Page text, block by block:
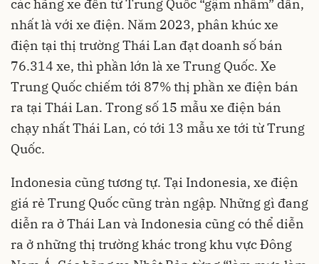
các hãng xe đến từ Trung Quốc “gậm nhấm” dần,
nhất là với xe điện. Năm 2023, phân khúc xe
điện tại thị trường Thái Lan đạt doanh số bán
76.314 xe, thì phần lớn là xe Trung Quốc. Xe
Trung Quốc chiếm tới 87% thị phần xe điện bán
ra tại Thái Lan. Trong số 15 mẫu xe điện bán
chạy nhất Thái Lan, có tới 13 mẫu xe tới từ Trung
Quốc.
Indonesia cũng tương tự. Tại Indonesia, xe điện
giá rẻ Trung Quốc cũng tràn ngập. Những gì đang
diễn ra ở Thái Lan và Indonesia cũng có thể diễn
ra ở những thị trường khác trong khu vực Đông